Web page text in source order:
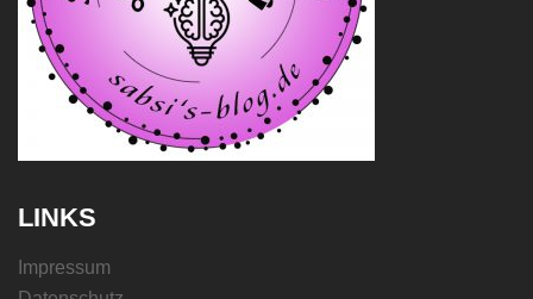
LINKS
Impressum